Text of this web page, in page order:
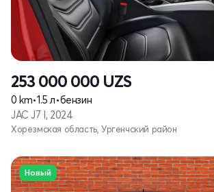
253 000 000 UZS
0 km•1.5 л•бензин
JAC J7 I, 2024
Хорезмская область, Ургенчский район
Новый